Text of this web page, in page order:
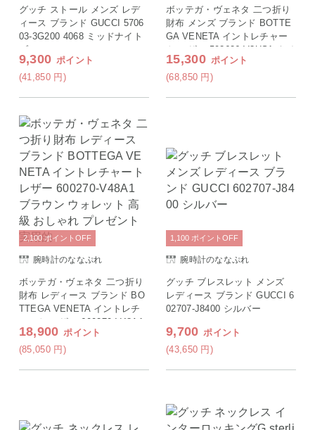
グッチ ストール メンズ レデ
ィース ブランド GUCCI 5706
03-3G200 4068 ミッドナイト
ブルー
9,300 ポイント
(41,850 円)
ボッテガ・ヴェネタ 二つ折り
財布 メンズ ブランド BOTTE
GA VENETA イントレチャー
ト レザー 592626-V3US1 ネイ
ビー ウォレット 高級 おしゃ
れ プレゼント 実用的
15,300 ポイント
(68,850 円)
腕時計のななぷれ
ボッテガ・ヴェネタ 二つ折り
財布 レディース ブランド BO
TTEGA VENETA イントレチ
ャート レザー 600270-V48A1
ブラウン ウォレット 高級 お
しゃれ プレゼント 実用的
18,900 ポイント
(85,050 円)
2,100ポイント OFF
腕時計のななぷれ
グッチ ブレスレット メンズ
レディース ブランド GUCCI 6
02707-J8400 シルバー
9,700 ポイント
(43,650 円)
1,100 ポイント OFF